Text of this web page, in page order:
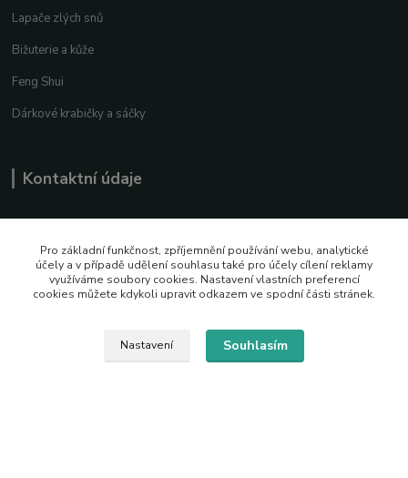
Lapače zlých snů
Bižuterie a kůže
Feng Shui
Dárkové krabičky a sáčky
Kontaktní údaje
+420 776 779 769
Pro základní funkčnost, zpříjemnění používání webu, analytické
účely a v případě udělení souhlasu také pro účely cílení reklamy
využíváme soubory cookies. Nastavení vlastních preferencí
cookies můžete kdykoli upravit odkazem ve spodní části stránek.
Nastavení Souhlasím